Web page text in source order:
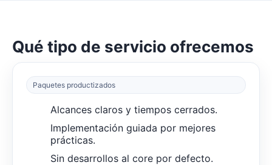
Qué tipo de servicio ofrecemos
Paquetes productizados
Alcances claros y tiempos cerrados.
Implementación guiada por mejores
prácticas.
Sin desarrollos al core por defecto.